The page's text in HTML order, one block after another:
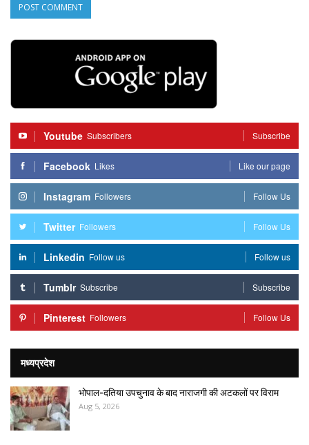
Youtube Subscribers Subscribe
Facebook Likes Like our page
Instagram Followers Follow Us
Twitter Followers Follow Us
Linkedin Follow us Follow us
Tumblr Subscribe Subscribe
Pinterest Followers Follow Us
मध्यप्रदेश
भोपाल-दतिया उपचुनाव के बाद नाराजगी की अटकलों पर विराम
Aug 5, 2026